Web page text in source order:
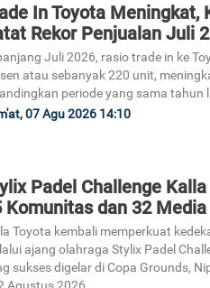
In Toyota Meningkat,
Rekor Penjualan Juli
Juli 2026, rasio trade in ke
atau sebanyak 220 unit,
periode yang sama tahun
07 Agu 2026 14:10
Padel Challenge
Komunitas dan 32 Media
Toyota kembali memperkuat
ajang olahraga Stylix Padel
sukses digelar di Copa Grounds,